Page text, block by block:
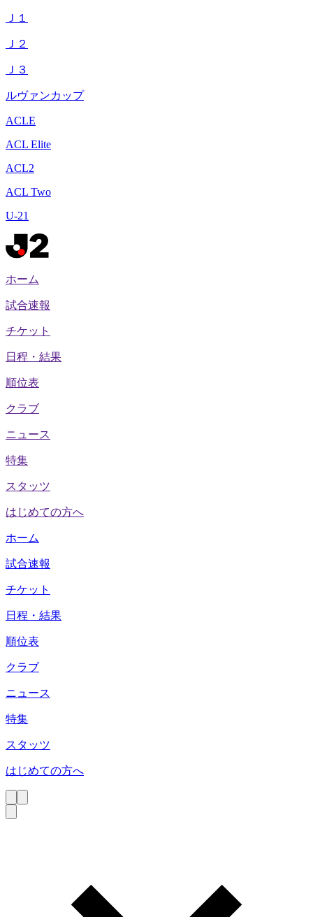
Ｊ１
Ｊ２
Ｊ３
ルヴァンカップ
ACLE
ACL Elite
ACL2
ACL Two
U-21
ホーム
試合速報
チケット
日程・結果
順位表
クラブ
ニュース
特集
スタッツ
はじめての方へ
ホーム
試合速報
チケット
日程・結果
順位表
クラブ
ニュース
特集
スタッツ
はじめての方へ